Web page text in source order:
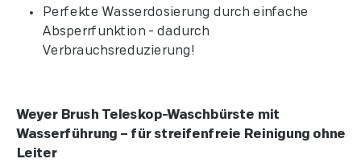
Perfekte Wasserdosierung durch einfache
Absperrfunktion - dadurch
Verbrauchsreduzierung!
Weyer Brush Teleskop-Waschbürste mit
Wasserführung – für streifenfreie Reinigung ohne
Leiter